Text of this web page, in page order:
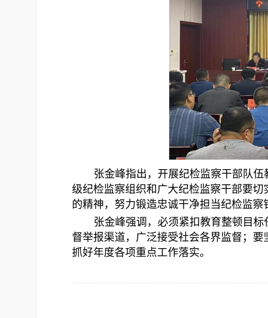
张金峰指出，开展纪检监察干部队
级纪检监察组织和广大纪检监察干部要
的精神，努力锻造忠诚干净担当纪检监察
张金峰强调，必须紧扣教育整顿目
督举报渠道，广泛接受社会各界监督；要
抓好年度各项重点工作落实。